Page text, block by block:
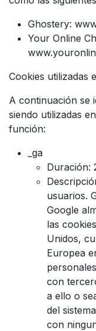
Ghostery:
Your Online
Cookies utilizadas
A continuación se
siendo utilizadas
función:
_ga
Duración:
usuarios.
Google
las
Unidos,
Europea
con
a ello o
del
con